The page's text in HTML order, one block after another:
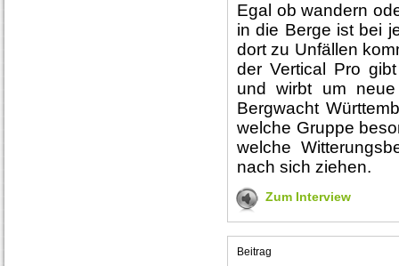
Egal ob wandern
in die Berge ist bei
dort zu Unfällen
der Vertical Pro
und wirbt um
Bergwacht
welche Gruppe
welche
nach sich ziehen.
Zum Interview
Beitrag